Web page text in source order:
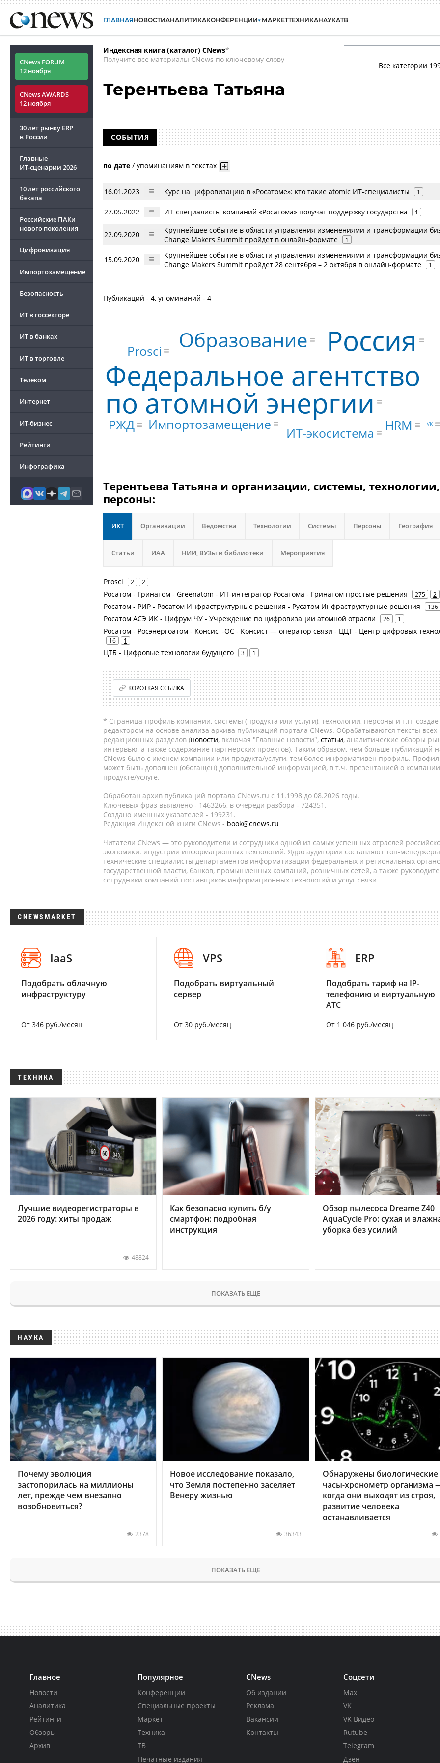
ГЛАВНАЯНОВОСТИАНАЛИТИКАКОНФЕРЕНЦИИ МАРКЕТТЕХНИКАНАУКАТВ
CNews FORUM
12 ноября
CNews AWARDS
12 ноября
30 лет рынку ERP
в России
Главные
ИТ-сценарии 2026
10 лет российского
бэкапа
Российские ПАКи
нового поколения
Цифровизация
Импортозамещение
Безопасность
ИТ в госсекторе
ИТ в банках
ИТ в торговле
Телеком
Интернет
ИТ-бизнес
Рейтинги
Инфографика
Индексная книга (каталог) CNews*
Получите все материалы CNews по ключевому слову
Все категории
Терентьева Татьяна
СОБЫТИЯ
по дате / упоминаниям в текстах
16.01.2023 Курс на цифровизацию в «Росатоме»: кто такие atomic ИТ-специалисты 1
27.05.2022 ИТ-специалисты компаний «Росатома» получат поддержку государства 1
22.09.2020
Крупнейшее событие в области управления изменениями и трансформации
Change Makers Summit пройдет в онлайн-формате
1
15.09.2020
Крупнейшее событие в области управления изменениями и трансформации
Change Makers Summit пройдет 28 сентября – 2 октября в онлайн-формате
1
Публикаций - 4, упоминаний - 4
Федеральное агентство
по атомной энергии
Россия
Образование
Prosci
РЖД Импортозамещение
ИТ-экосистема HRM VK
Терентьева Татьяна и организации, системы, технологии,
персоны:
ИКТ Организации Ведомства Технологии Системы Персоны География
Статьи ИАА НИИ, ВУЗы и библиотеки Мероприятия
Prosci 2 2
Росатом - Гринатом - Greenatom - ИТ-интегратор Росатома - Гринатом простые решения 275 2
Росатом - РИР - Росатом Инфраструктурные решения - Русатом Инфраструктурные решения 136
Росатом АСЭ ИК - Цифрум ЧУ - Учреждение по цифровизации атомной отрасли 26 1
Росатом - Росэнергоатом - Консист-ОС - Консист — оператор связи - ЦЦТ - Центр цифровых
16 1
ЦТБ - Цифровые технологии будущего 3 1
КОРОТКАЯ ССЫЛКА
* Страница-профиль компании, системы (продукта или услуги), технологии, персоны и т.п.
редактором на основе анализа архива публикаций портала CNews. Обрабатываются тексты всех
редакционных разделов (новости, включая "Главные новости", статьи, аналитические обзоры
интервью, а также содержание партнёрских проектов). Таким образом, чем больше публикаций
CNews было с именем компании или продукта/услуги, тем более информативен профиль.
может быть дополнен (обогащен) дополнительной информацией, в т.ч. презентацией о
продукте/услуге.
Обработан архив публикаций портала CNews.ru c 11.1998 до 08.2026 годы.
Ключевых фраз выявлено - 1463266, в очереди разбора - 724351.
Создано именных указателей - 199231.
Редакция Индексной книги CNews - book@cnews.ru
Читатели CNews — это руководители и сотрудники одной из самых успешных отраслей
экономики: индустрии информационных технологий. Ядро аудитории составляют топ-
технические специалисты департаментов информатизации федеральных и региональных
государственной власти, банков, промышленных компаний, розничных сетей, а также
сотрудники компаний-поставщиков информационных технологий и услуг связи.
CNEWSMARKET
IaaS
Подобрать облачную
инфраструктуру
От 346 руб./месяц
VPS
Подобрать виртуальный
сервер
От 30 руб./месяц
ERP
Подобрать тариф на IP-
телефонию и виртуальную
АТС
От 1 046 руб./месяц
ТЕХНИКА
Лучшие видеорегистраторы в
2026 году: хиты продаж
48824
Как безопасно купить б/у
смартфон: подробная
инструкция
Обзор пылесоса Dreame Z40
AquaCycle Pro: сухая и
уборка без усилий
ПОКАЗАТЬ ЕЩЕ
НАУКА
Почему эволюция
застопорилась на миллионы
лет, прежде чем внезапно
возобновиться?
2378
Новое исследование показало,
что Земля постепенно заселяет
Венеру жизнью
36343
Обнаружены биологические
часы-хронометр организма
когда они выходят из строя,
развитие человека
останавливается
ПОКАЗАТЬ ЕЩЕ
Главное
Новости
Аналитика
Рейтинги
Обзоры
Архив
Популярное
Конференции
Специальные проекты
Маркет
Техника
ТВ
Печатные издания
CNews
Об издании
Реклама
Вакансии
Контакты
Соцсети
Max
VK
VK Видео
Rutube
Telegram
Дзен